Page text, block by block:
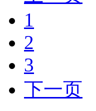
1
2
3
下一页